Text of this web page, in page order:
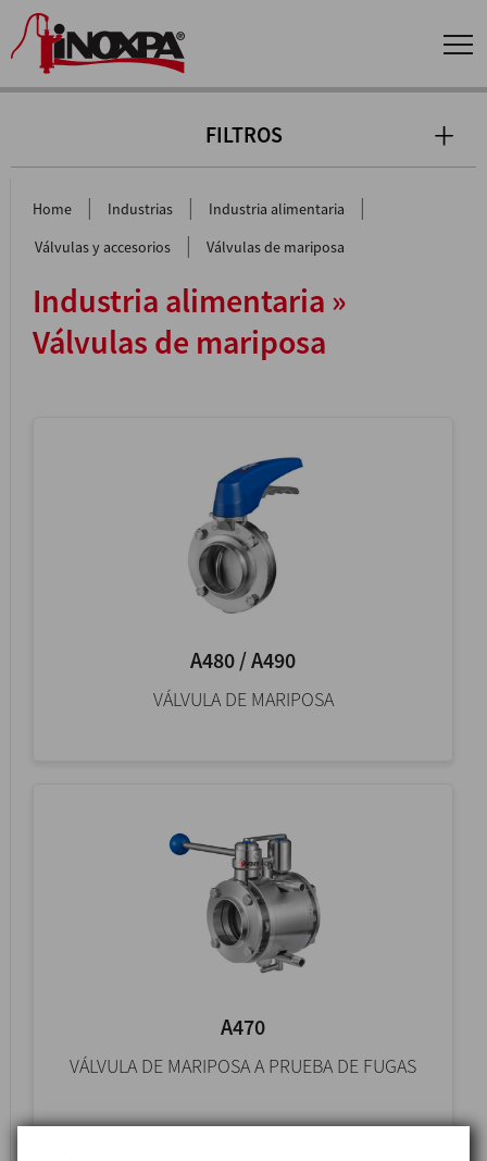
FILTROS
Home | Industrias | Industria alimentaria |
Válvulas y accesorios | Válvulas de mariposa
Industria alimentaria »
Válvulas de mariposa
A480 / A490
VÁLVULA DE MARIPOSA
A470
VÁLVULA DE MARIPOSA A PRUEBA DE FUGAS